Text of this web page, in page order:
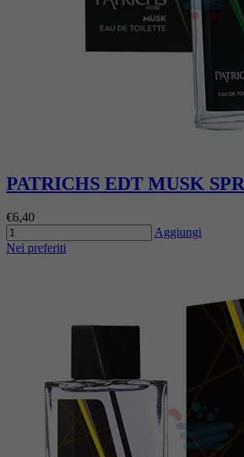
PATRICHS EDT MUSK
€6,40
Aggiungi
Nei preferiti